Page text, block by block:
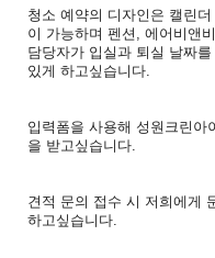
청소 예약의 디자인은 캘린
이 가능하며 펜션, 에어비앤
담당자가 입실과 퇴실 날짜
있게 하고싶습니다.
입력폼을 사용해 성원크린아
을 받고싶습니다.
견적 문의 접수 시 저희에게
하고싶습니다.